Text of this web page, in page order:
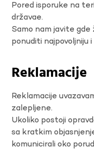
Pored isporuke na
državae.
Samo nam javite gde
ponuditi najpovoljniju
Reklamacije
Reklamacije
zalepljene.
Ukoliko postoji
sa kratkim
komunicirali oko